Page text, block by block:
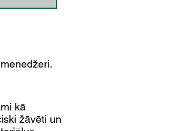
kā
žāvēti un